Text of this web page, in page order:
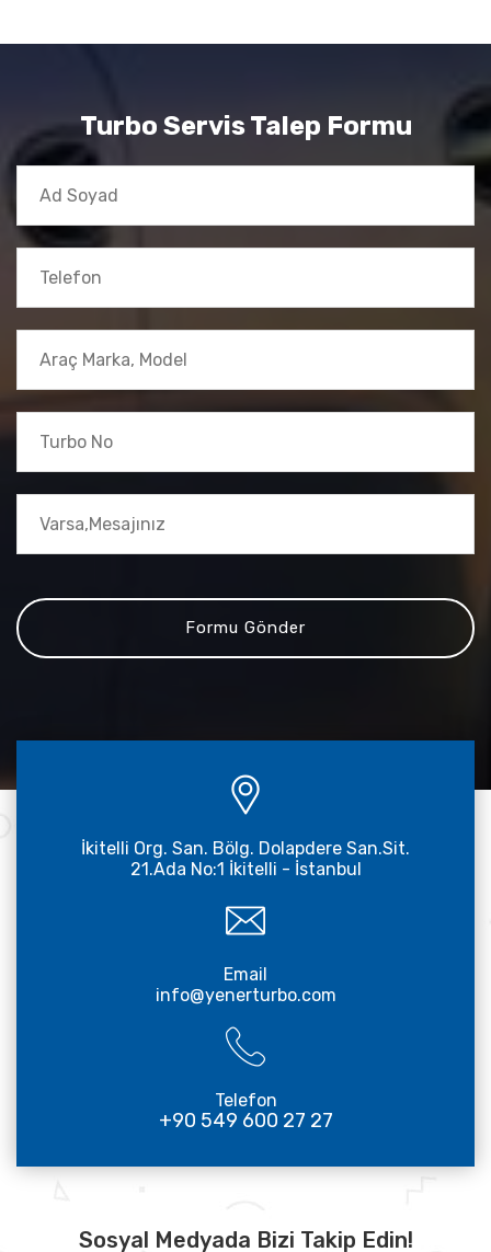
Turbo Servis Talep Formu
İkitelli Org. San. Bölg. Dolapdere San.Sit.
21.Ada No:1 İkitelli - İstanbul
Email
info@yenerturbo.com
Telefon
+90 549 600 27 27
Sosyal Medyada Bizi Takip Edin!